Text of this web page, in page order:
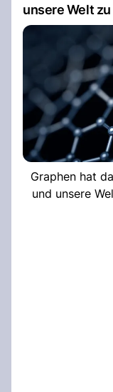
unsere Welt
Graphen hat
und unsere